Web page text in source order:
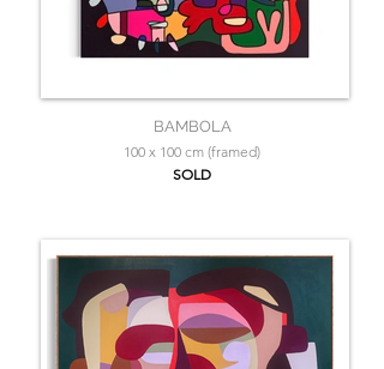
BAMBOLA
100 x 100 cm (framed)
SOLD